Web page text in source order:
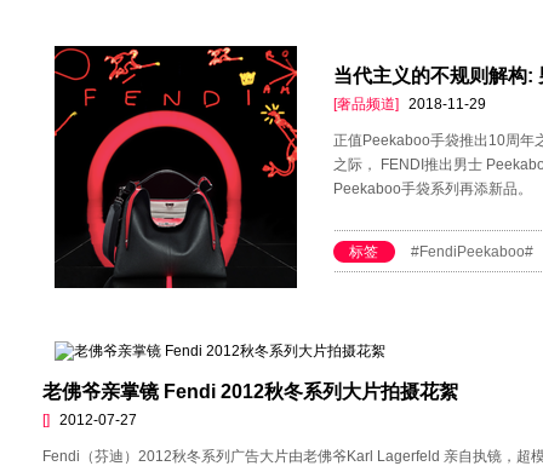
当代主义的不规则解构
[奢品频道] 2018-11-29
正值Peekaboo手袋推出10周年
之际， FENDI推出男士
Peekaboo手袋系列再添新品。
标签 #FendiPeekaboo#
老佛爷亲掌镜 Fendi 2012秋冬系列大片拍摄花絮
[] 2012-07-27
Fendi（芬迪）2012秋冬系列广告大片由老佛爷Karl Lagerfeld 亲自执镜，超